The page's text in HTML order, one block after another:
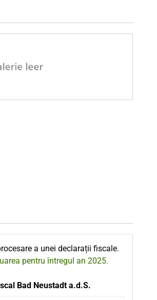
a unei declarații fiscale.
pentru întregul an 2025.
Bad Neustadt a.d.S.